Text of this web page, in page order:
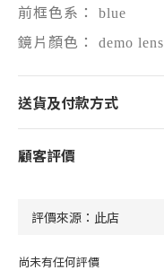
前框色系： blue
鏡片顏色： demo lens
送貨及付款方式
顧客評價
尚未有任何評價